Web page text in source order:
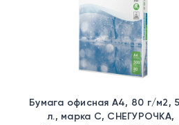
Бумага офисная А4, 80 г/м2,
л., марка С, СНЕГУРОЧКА,